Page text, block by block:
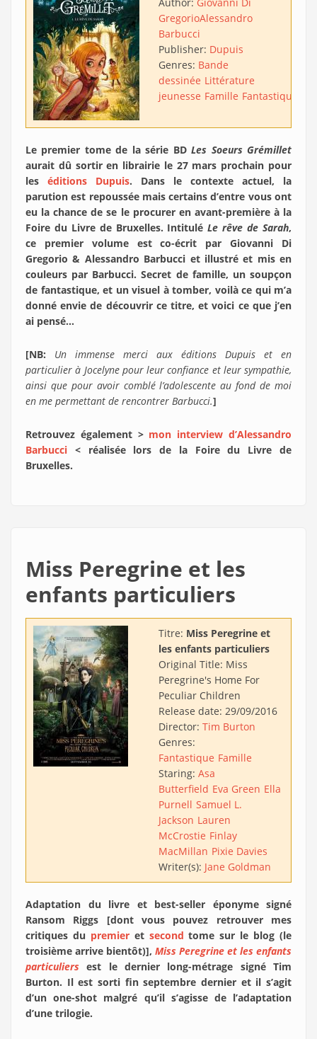
GregorioAlessandro
Barbucci
Publisher: Dupuis
Genres: Bande
dessinée Littérature
jeunesse Famille Fantastique
Le premier tome de la série BDLes Soeurs Grémillet
aurait dû sortir en librairie le 27 mars prochain pour
les éditions Dupuis. Dans le contexte actuel, la
parution est repoussée mais certains d’entre vous ont
eu la chance de se le procurer en avant-première à la
Foire du Livre de Bruxelles. Intitulé Le rêve de Sarah,
ce premier volume est co-écrit par Giovanni Di
Gregorio & Alessandro Barbucci et illustré et mis en
couleurs par Barbucci. Secret de famille, un soupçon
de fantastique, et un visuel à tomber, voilà ce qui m’a
donné envie de découvrir ce titre, et voici ce que j’en
ai pensé…
[NB: Un immense merci aux éditions Dupuis et en
particulier à Jocelyne pour leur confiance et leur sympathie,
ainsi que pour avoir comblé l’adolescente au fond de moi
en me permettant de rencontrer Barbucci.]
Retrouvez également > mon interview d’Alessandro
Barbucci < réalisée lors de la Foire du Livre de
Bruxelles.
Miss Peregrine et les
enfants particuliers
Titre: Miss Peregrine et
les enfants particuliers
Original Title: Miss
Peregrine's Home For
Peculiar Children
Release date: 29/09/2016
Director: Tim Burton
Genres:
Fantastique Famille
Staring: Asa
Butterfield Eva Green Ella
Purnell Samuel L.
Jackson Lauren
McCrostie Finlay
MacMillan Pixie Davies
Writer(s): Jane Goldman
Adaptation du livre et best-seller éponyme signé
Ransom Riggs [dont vous pouvez retrouver mes
critiques du premieret second tome sur le blog (le
troisième arrive bientôt)], Miss Peregrine et les enfants
particuliers est le dernier long-métrage signé Tim
Burton. Il est sorti fin septembre dernier et il s’agit
d’un one-shot malgré qu’il s’agisse de l’adaptation
d’une trilogie.